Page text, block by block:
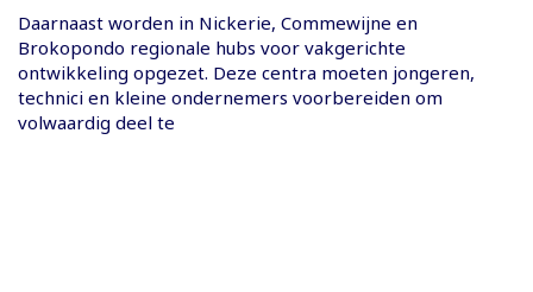
Daarnaast worden in Nickerie, Commewijne en
Brokopondo regionale hubs voor vakgerichte
ontwikkeling opgezet. Deze centra moeten jongeren,
technici en kleine ondernemers voorbereiden om
volwaardig deel te